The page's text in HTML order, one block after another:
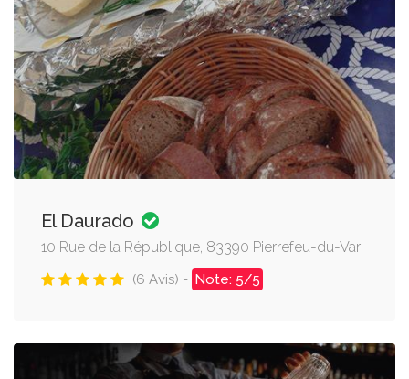
El Daurado
10 Rue de la République, 83390 Pierrefeu-du-Var
(6 Avis) - Note: 5/5